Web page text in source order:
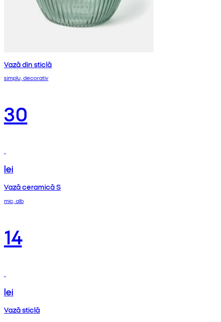
Vază din sticlă
simplu, decorativ
30
lei
Vază ceramică S
mic, alb
14
lei
Vază sticlă